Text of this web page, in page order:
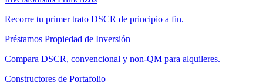
Recorre tu primer trato DSCR de principio a fin.
Préstamos Propiedad de Inversión
Compara DSCR, convencional y non-QM para alquileres.
Constructores de Portafolio